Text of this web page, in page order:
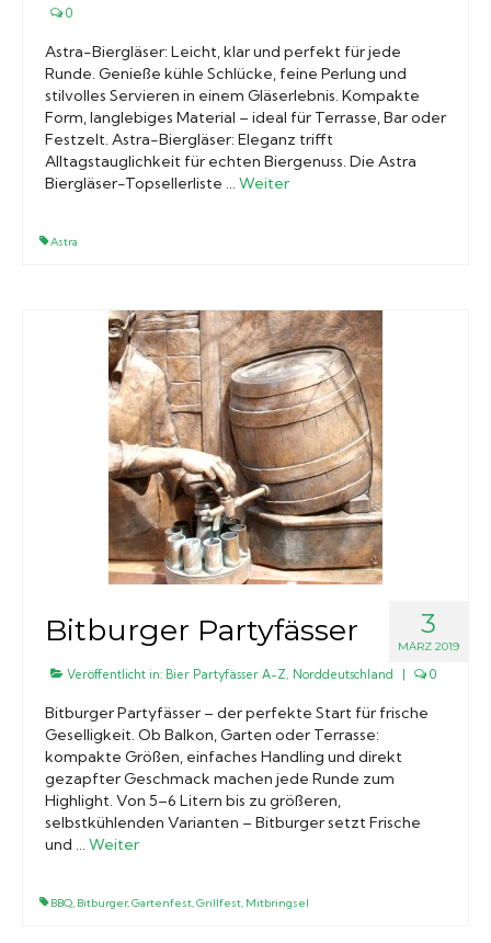
0
Astra-Biergläser: Leicht, klar und perfekt für jede
Runde. Genieße kühle Schlücke, feine Perlung und
stilvolles Servieren in einem Gläserlebnis. Kompakte
Form, langlebiges Material – ideal für Terrasse, Bar oder
Festzelt. Astra-Biergläser: Eleganz trifft
Alltagstauglichkeit für echten Biergenuss. Die Astra
Biergläser-Topsellerliste … Weiter
Astra
3
MÄRZ 2019
Bitburger Partyfässer
Veröffentlicht in: Bier Partyfässer A-Z, Norddeutschland 0
Bitburger Partyfässer – der perfekte Start für frische
Geselligkeit. Ob Balkon, Garten oder Terrasse:
kompakte Größen, einfaches Handling und direkt
gezapfter Geschmack machen jede Runde zum
Highlight. Von 5–6 Litern bis zu größeren,
selbstkühlenden Varianten – Bitburger setzt Frische
und … Weiter
BBQ, Bitburger,Gartenfest,Grillfest, Mitbringsel